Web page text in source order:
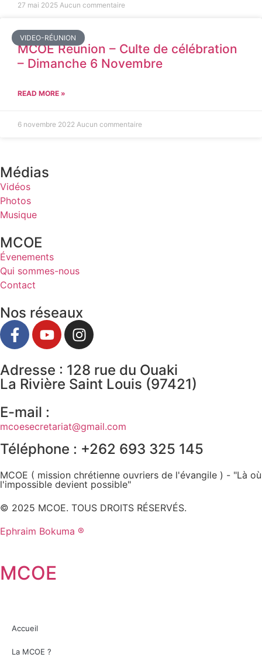
27 mai 2025 Aucun commentaire
VIDEO-RÉUNION
MCOE Réunion – Culte de célébration
– Dimanche 6 Novembre
READ MORE »
6 novembre 2022 Aucun commentaire
Médias
Vidéos
Photos
Musique
MCOE
Évenements
Qui sommes-nous
Contact
Nos réseaux
Adresse : 128 rue du Ouaki
La Rivière Saint Louis (97421)
E-mail :
mcoesecretariat@gmail.com
Téléphone : +262 693 325 145
MCOE ( mission chrétienne ouvriers de l'évangile ) - "Là où
l'impossible devient possible"
© 2025 MCOE. TOUS DROITS RÉSERVÉS.
Ephraim Bokuma ®
MCOE
Accueil
La MCOE ?